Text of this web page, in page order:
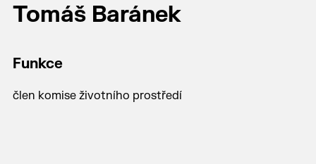
Tomáš Baránek
Funkce
člen komise životního prostředí